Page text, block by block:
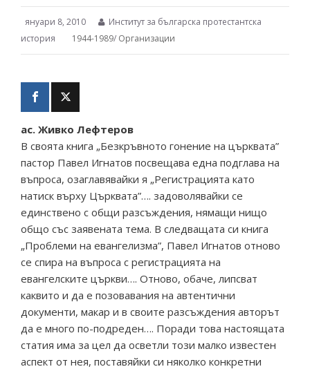
януари 8, 2010
Институт за българска протестантска
история
1944-1989/ Организации
ac. Живко Лефтеров
В своята книга „Безкръвното гонение на църквата”
пастор Павел Игнатов посвещава една подглава на
въпроса, озаглавявайки я „Регистрацията като
натиск върху Църквата”…. задоволявайки се
единствено с общи разсъждения, нямащи нищо
общо със заявената тема. В следващата си книга
„Проблеми на евангелизма”, Павел Игнатов отново
се спира на въпроса с регистрацията на
евангелските църкви…. Отново, обаче, липсват
каквито и да е позовавания на автентични
документи, макар и в своите разсъждения авторът
да е много по-подреден…. Поради това настоящата
статия има за цел да осветли този малко известен
аспект от нея, поставяйки си няколко конкретни